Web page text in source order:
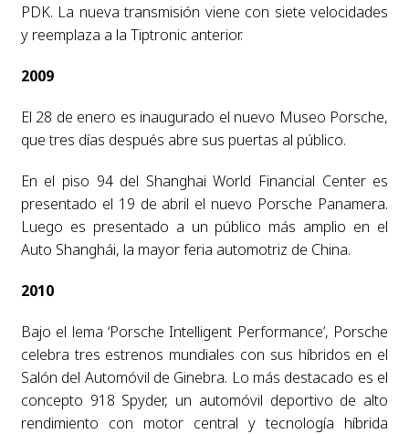
PDK. La nueva transmisión viene con siete velocidades
y reemplaza a la Tiptronic anterior.
2009
El 28 de enero es inaugurado el nuevo Museo Porsche,
que tres días después abre sus puertas al público.
En el piso 94 del Shanghai World Financial Center es
presentado el 19 de abril el nuevo Porsche Panamera.
Luego es presentado a un público más amplio en el
Auto Shanghái, la mayor feria automotriz de China.
2010
Bajo el lema ‘Porsche Intelligent Performance’, Porsche
celebra tres estrenos mundiales con sus híbridos en el
Salón del Automóvil de Ginebra. Lo más destacado es el
concepto 918 Spyder, un automóvil deportivo de alto
rendimiento con motor central y tecnología híbrida